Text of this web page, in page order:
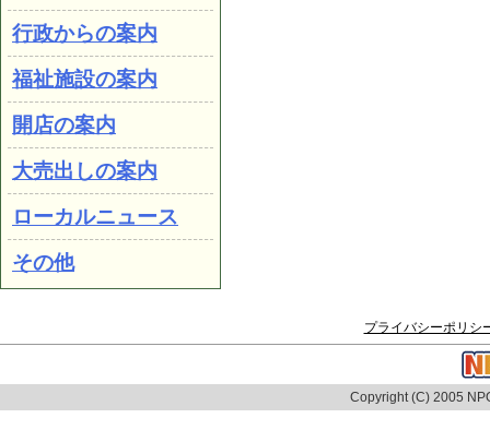
行政からの案内
福祉施設の案内
開店の案内
大売出しの案内
ローカルニュース
その他
プライバシーポリシ
Copyright (C) 2005